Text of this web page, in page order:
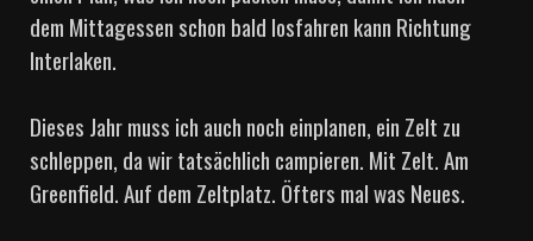
dem Mittagessen schon bald losfahren kann Richtung
Interlaken.
Dieses Jahr muss ich auch noch einplanen, ein Zelt zu
schleppen, da wir tatsächlich campieren. Mit Zelt. Am
Greenfield. Auf dem Zeltplatz. Öfters mal was Neues.